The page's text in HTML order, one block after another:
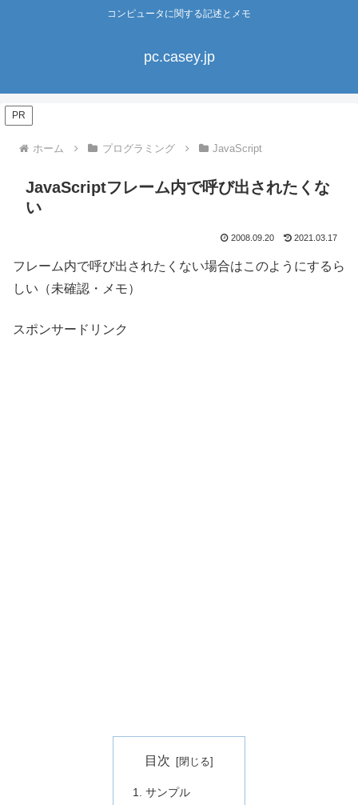
コンピュータに関する記述とメモ
pc.casey.jp
PR
ホーム プログラミング JavaScript
JavaScriptフレーム内で呼び出されたくな
い
2008.09.20 2021.03.17
フレーム内で呼び出されたくない場合はこのようにするら
しい（未確認・メモ）
スポンサードリンク
目次
サンプル